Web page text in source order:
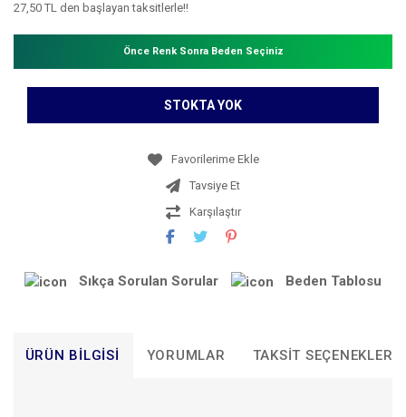
27,50 TL den başlayan taksitlerle!!
Önce Renk Sonra Beden Seçiniz
STOKTA YOK
Tavsiye Et
Karşılaştır
Sıkça Sorulan Sorular Beden Tablosu
ÜRÜN BILGISI YORUMLAR TAKSIT SEÇENEKLERI